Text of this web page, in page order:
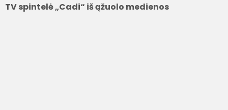
TV spintelė „Cadi“ iš ąžuolo medienos